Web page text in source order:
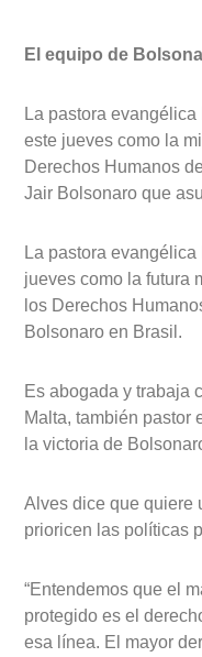
El equipo de
La pastora
este jueves como la
Derechos Humanos
Jair Bolsonaro que
La pastora
jueves como la futura
los Derechos
Bolsonaro en Brasil.
Es abogada y trabaja
Malta, también pastor
la victoria de
Alves dice que quiere
prioricen las políticas
“Entendemos que el
protegido es el
esa línea. El mayor